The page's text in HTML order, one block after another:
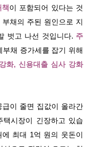
이 포함되어 있다는 것
채의 주된 원인으로 지
벗고 나선 것입니다. 주
부채 증가세를 잡기 위해
화, 신용대출 심사 강화
급이 줄면 집값이 올라간
택시장이 긴장하고 있습
최대 1억 원의 웃돈이